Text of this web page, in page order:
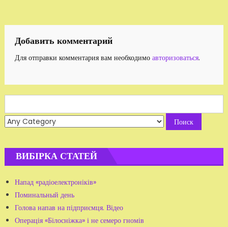
записям
Добавить комментарий
Для отправки комментария вам необходимо авторизоваться.
for:
ВИБІРКА СТАТЕЙ
Напад «радіоелектроніків»
Поминальный день
Голова напав на підприємця. Відео
Операція «Білосніжка» і не семеро гномів